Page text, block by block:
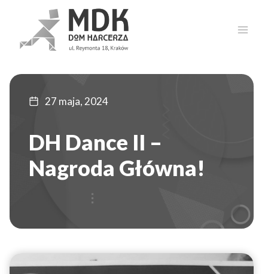
treści
27 maja, 2024
DH Dance II –
Nagroda Główna!